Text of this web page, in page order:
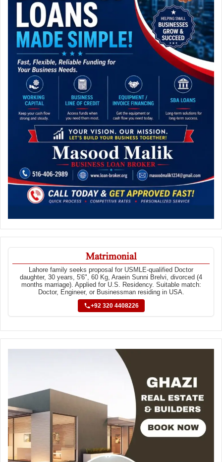
Matrimonial
Lahore family seeks proposal for USMLE-qualified Doctor
daughter, 30 years, 5'6", 60 Kg, Araein Sunni Brelvi, divorced (4
months marriage). Applied for U.S. Residency. Suitable match:
Doctor, Engineer, or Businessman residing in USA.
+92 320 4408226